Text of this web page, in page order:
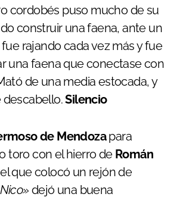
cordobés puso mucho de su
construir una faena, ante un
rajando cada vez más y fue
una faena que conectase con
de una media estocada, y
descabello.Silencio
de Mendozapara
toro con el hierro de Román
que colocó un rejón de
dejó una buena